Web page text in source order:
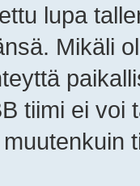
lupa
Mikäli
tiimi ei